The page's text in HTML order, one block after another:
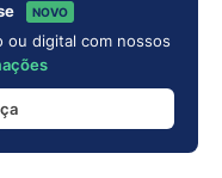
NOVO
ou digital com nossos